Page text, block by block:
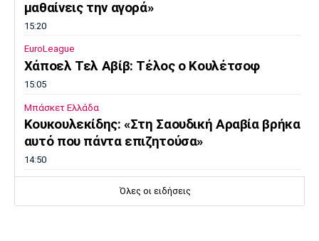
μαθαίνεις την αγορά»
15:20
EuroLeague
Χάποελ Τελ Αβίβ: Τέλος ο Κουλέτσοφ
15:05
Μπάσκετ Ελλάδα
Κουκουλεκίδης: «Στη Σαουδική Αραβία βρήκα
αυτό που πάντα επιζητούσα»
14:50
Παναθηναϊκός: Επέστρεψε ο Τετέι
Όλες οι ειδήσεις